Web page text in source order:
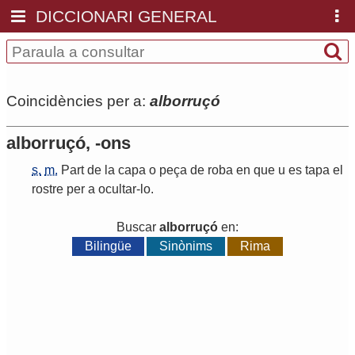
DICCIONARI GENERAL
Coincidències per a: alborruçó
alborruçó, -ons
s. m. Part de la capa o peça de roba en que u es tapa el
rostre per a ocultar- lo.
Buscar alborruçó en:
Bilingüe
Sinònims Rima